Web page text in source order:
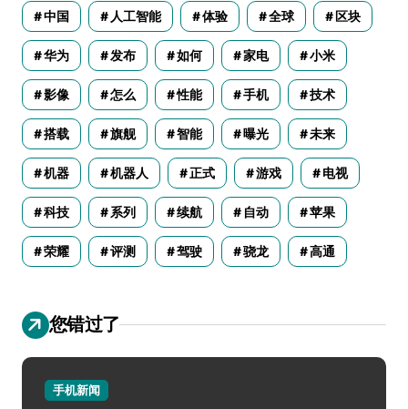
中国 人工智能 体验 全球 区块
华为 发布 如何 家电 小米
影像 怎么 性能 手机 技术
搭载 旗舰 智能 曝光 未来
机器 机器人 正式 游戏 电视
科技 系列 续航 自动 苹果
荣耀 评测 驾驶 骁龙 高通
您错过了
手机新闻